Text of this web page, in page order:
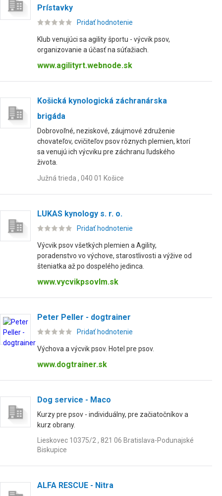
Prístavky
Pridať hodnotenie
Klub venujúci sa agility športu - výcvik psov,
organizovanie a účasť na súťažiach.
www.agilityrt.webnode.sk
Košická kynologická záchranárska
brigáda
Dobrovoľné, neziskové, záujmové združenie
chovateľov, cvičiteľov psov rôznych plemien, ktorí
sa venujú ich výcviku pre záchranu ľudského
života.
Južná trieda , 040 01 Košice
LUKAS kynology s. r. o.
Pridať hodnotenie
Výcvik psov všetkých plemien a Agility,
poradenstvo vo výchove, starostlivosti a výžive od
šteniatka až po dospelého jedinca.
www.vycvikpsovlm.sk
Peter Peller - dogtrainer
Pridať hodnotenie
Výchova a výcvik psov. Hotel pre psov.
www.dogtrainer.sk
Dog service - Maco
Kurzy pre psov - individuálny, pre začiatočníkov a
kurz obrany.
Lieskovec 10375/2 , 821 06 Bratislava-Podunajské
Biskupice
ALFA RESCUE - Nitra